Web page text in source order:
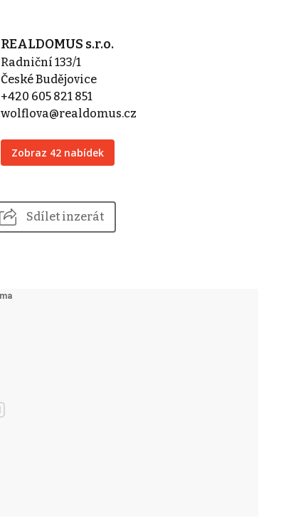
REALDOMUS s.r.o.
Radniční 133/1
České Budějovice
+420 605 821 851
wolflova@realdomus.cz
Zobraz 42 nabídek
Sdílet inzerát